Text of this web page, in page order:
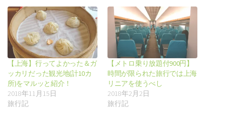
【上海】行ってよかった＆ガ
ッカリだった観光地(計10カ
所)をマルッと紹介！
2018年11月15日
旅行記
【メトロ乗り放題付900円】
時間が限られた旅行では上海
リニアを使うべし
2018年2月2日
旅行記